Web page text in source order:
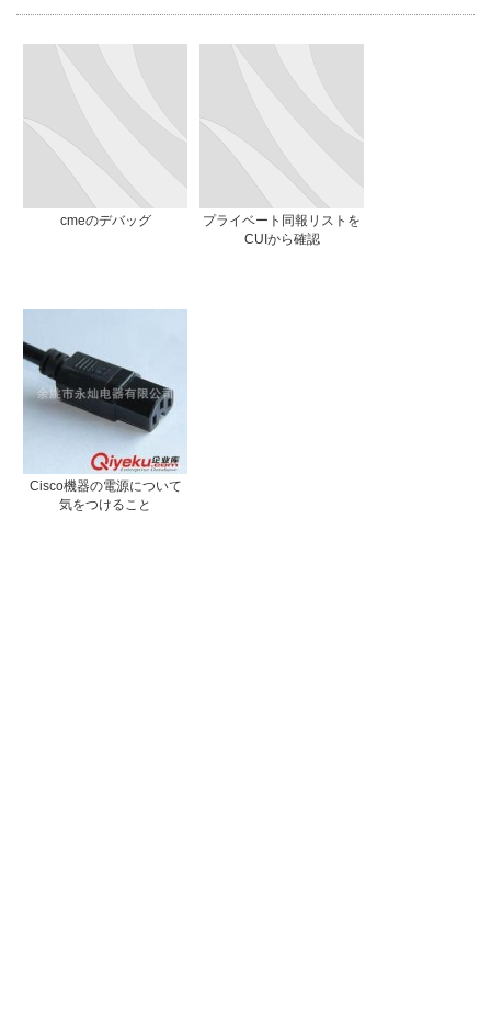
cmeのデバッグ
プライベート同報リストを
CUIから確認
Cisco機器の電源について
気をつけること